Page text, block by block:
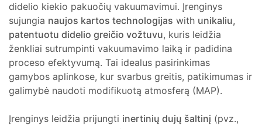
didelio kiekio pakuočių vakuumavimui. Įrenginys
sujungia naujos kartos technologijas with unikaliu,
patentuotu didelio greičio vožtuvu, kuris leidžia
ženkliai sutrumpinti vakuumavimo laiką ir padidina
proceso efektyvumą. Tai idealus pasirinkimas
gamybos aplinkose, kur svarbus greitis, patikimumas ir
galimybė naudoti modifikuotą atmosferą (MAP).
Įrenginys leidžia prijungti inertinių dujų šaltinį (pvz.,